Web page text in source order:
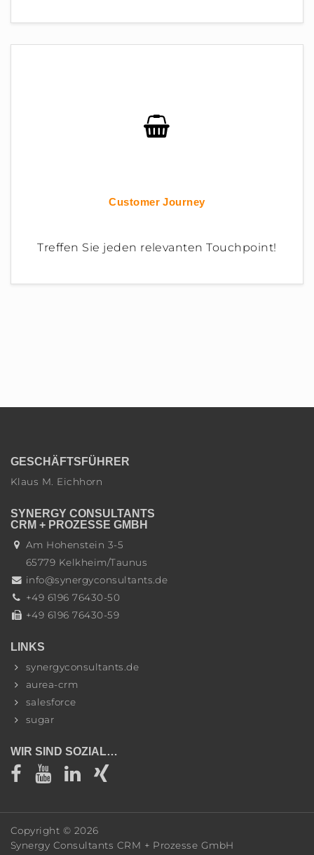
Customer Journey
Treffen Sie jeden relevanten Touchpoint!
GESCHÄFTSFÜHRER
Klaus M. Eichhorn
SYNERGY CONSULTANTS
CRM + PROZESSE GMBH
Am Hohenstein 3-5
65779 Kelkheim/Taunus
info@synergyconsultants.de
+49 6196 76430-50
+49 6196 76430-59
LINKS
synergyconsultants.de
aurea-crm
salesforce
sugar
WIR SIND SOZIAL…
Copyright © 2026
Synergy Consultants CRM + Prozesse GmbH